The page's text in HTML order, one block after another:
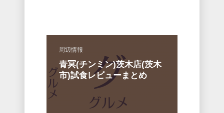
周辺情報
青冥(チンミン)茨木店(茨木
市)試食レビューまとめ